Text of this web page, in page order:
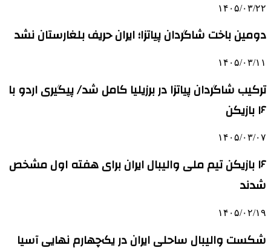
۱۴۰۵/۰۳/۲۲
دومین باخت شاگردان پیاتزا؛ ایران حریف بلغارستان نشد
۱۴۰۵/۰۳/۱۱
ترکیب شاگردان پیاتزا در برزیلیا کامل شد/ پیگیری اردو با
۱۶ بازیکن
۱۴۰۵/۰۳/۰۷
۱۶ بازیکن تیم ملی والیبال ایران برای هفته اول مشخص
شدند
۱۴۰۵/۰۲/۱۹
شکست والیبال ساحلی ایران در یک‌چهارم نهایی آسیا